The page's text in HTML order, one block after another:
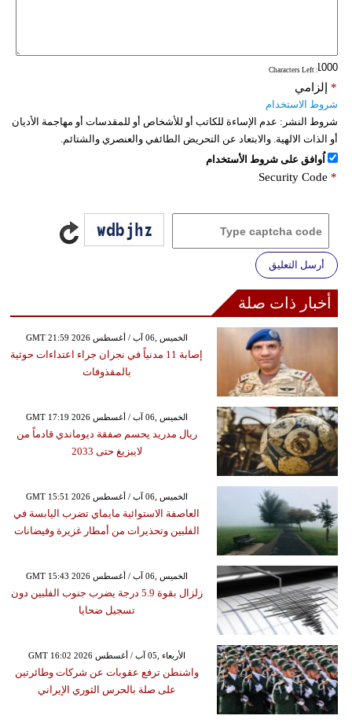
: Characters Left
إلزامي *
شروط الاستخدام
شروط النشر: عدم الإساءة للكاتب أو للأشخاص أو للمقدسات أو مهاجمة الأديان
أو الذات الالهية. والابتعاد عن التحريض الطائفي والعنصري والشتائم.
اُوافق على شروط الأستخدام
Security Code *
أرسل التعليق
أخبار ذات صلة
GMT 21:59 2026 الخميس ,06 آب / أغسطس
إصابة 11 مدنياً في نجران جراء اعتداءات حوثية
بالمقذوفات
GMT 17:19 2026 الخميس ,06 آب / أغسطس
ريال مدريد يحسم صفقة ديوماندي قادماً من
لايبزيغ حتى 2033
GMT 15:51 2026 الخميس ,06 آب / أغسطس
العاصفة الاستوائية مايماي تضرب اليابسة في
الفلبين وتحذيرات من أمطار غزيرة وفيضانات
GMT 15:43 2026 الخميس ,06 آب / أغسطس
زلزال بقوة 5.9 درجة يضرب جنوب الفلبين دون
تسجيل ضحايا
GMT 16:02 2026 الأربعاء ,05 آب / أغسطس
واشنطن ترفع عقوبات عن شركات وطائرتين
على صلة بالحرس الثوري الإيراني